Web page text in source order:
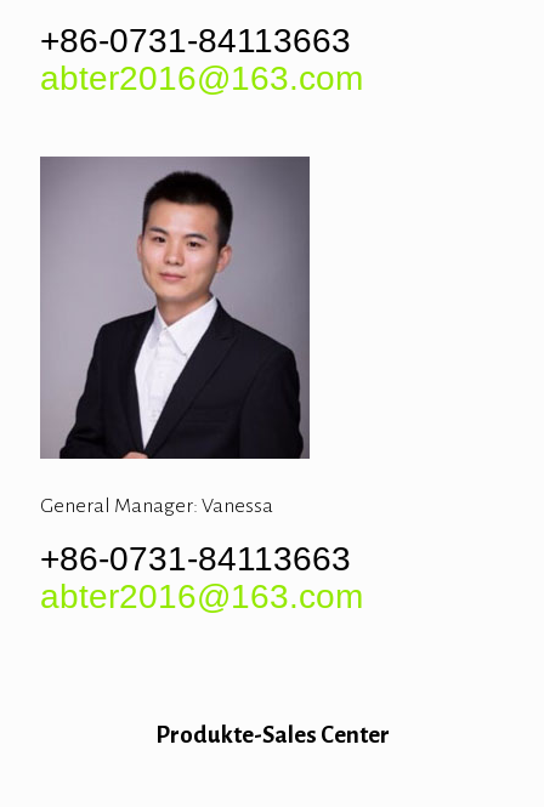
+86-0731-84113663
abter2016@163.com
General Manager: Vanessa
+86-0731-84113663
abter2016@163.com
Produkte-Sales Center